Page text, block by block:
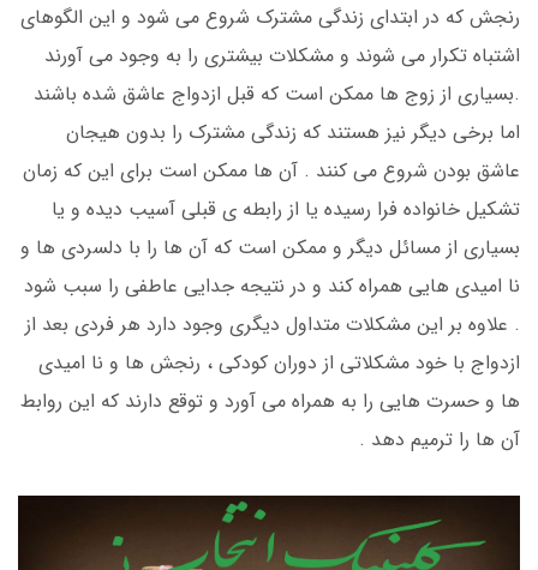
رنجش که در ابتدای زندگی مشترک شروع می شود و این الگوهای
اشتباه تکرار می شوند و مشکلات بیشتری را به وجود می آورند
.بسیاری از زوج ها ممکن است که قبل ازدواج عاشق شده باشند
اما برخی دیگر نیز هستند که زندگی مشترک را بدون هیجان
عاشق بودن شروع می کنند . آن ها ممکن است برای این که زمان
تشکیل خانواده فرا رسیده یا از رابطه ی قبلی آسیب دیده و یا
بسیاری از مسائل دیگر و ممکن است که آن ها را با دلسردی ها و
نا امیدی هایی همراه کند و در نتیجه جدایی عاطفی را سبب شود
. علاوه بر این مشکلات متداول دیگری وجود دارد هر فردی بعد از
ازدواج با خود مشکلاتی از دوران کودکی ، رنجش ها و نا امیدی
ها و حسرت هایی را به همراه می آورد و توقع دارند که این روابط
آن ها را ترمیم دهد .